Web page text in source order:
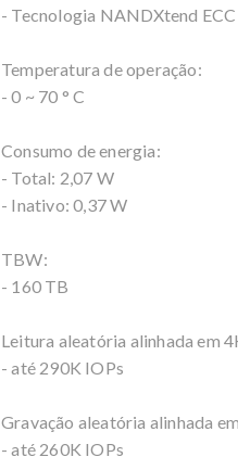
- Tecnologia NANDXtend ECC
Temperatura de operação:
- 0 ~ 70 ° C
Consumo de energia:
- Total: 2,07 W
- Inativo: 0,37 W
TBW:
- 160 TB
Leitura aleatória alinhada em
- até 290K IOPs
Gravação aleatória alinhada
- até 260K IOPs